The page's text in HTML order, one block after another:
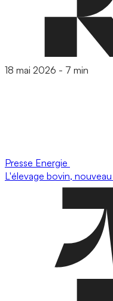
18 mai 2026 - 7 min
Presse Energie
L'élevage bovin,